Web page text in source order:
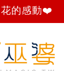
的感動❤️